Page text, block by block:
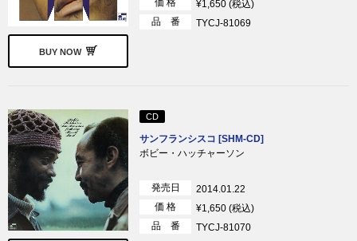
BUY NOW
価 格
¥1,650 (税込)
品 番
TYCJ-81069
CD
サンフランシスコ [SHM-CD]
ボビー・ハッチャーソン
発売日
2014.01.22
価 格
¥1,650 (税込)
品 番
TYCJ-81070